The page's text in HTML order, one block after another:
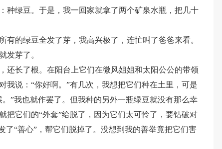
种绿豆。于是，我一回家就拿了两个矿泉水瓶，把几十
有的绿豆全发了芽，我高兴极了，连忙叫了爸爸来看。
发芽了。
还长了根。在阳台上它们在微风姐姐和太阳公公的带领
我说：“你好啊。”有几次，我想把它们种在土里，可是
”我也就作罢了。但我种的另外一瓶绿豆就没有那么幸
把它们的“外套”给脱了，因为它们太可怜了，要钻破对
了“善心”，帮它们脱掉了。没想到我的善举竟把它们害